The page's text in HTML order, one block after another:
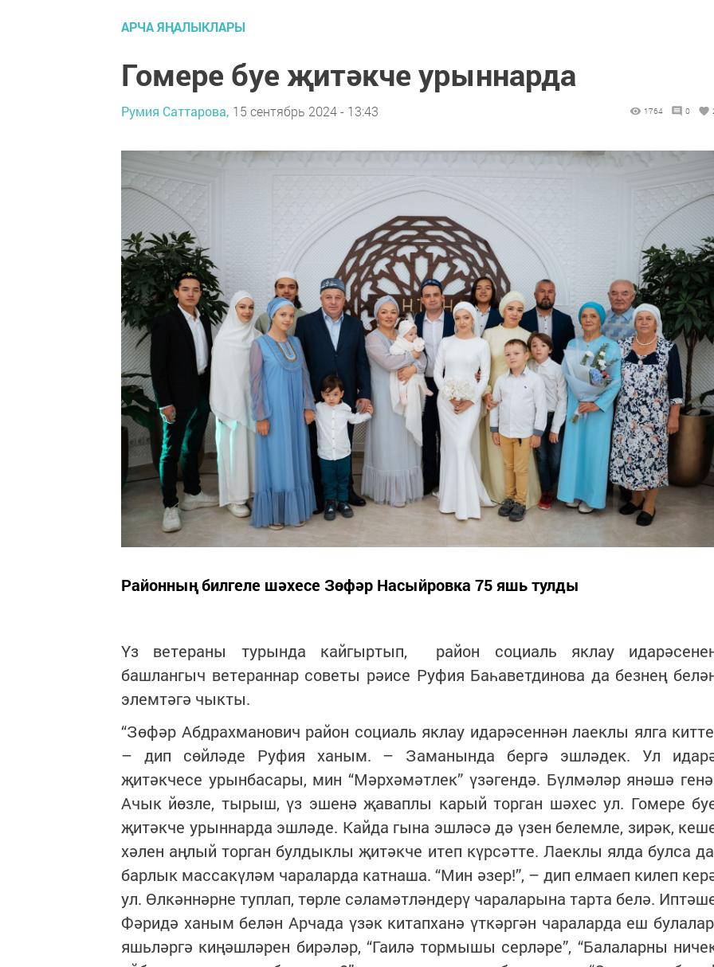
АРЧА ЯҢАЛЫКЛАРЫ
Гомере буе җитәкче урыннарда
Румия Саттарова, 15 сентябрь 2024 - 13:43 1764 0
Районның билгеле шәхесе Зөфәр Насыйровка 75 яшь тулды
Үз ветераны турында кайгыртып, район социаль яклау
башлангыч ветераннар советы рәисе Руфия Баһаветдинова да безнең
элемтәгә чыкты.
“Зөфәр Абдрахманович район социаль яклау идарәсеннән лаеклы ялга
– дип сөйләде Руфия ханым. – Заманында бергә эшләдек. Ул
җитәкчесе урынбасары, мин “Мәрхәмәтлек” үзәгендә. Бүлмәләр янәшә
Ачык йөзле, тырыш, үз эшенә җаваплы карый торган шәхес ул. Гомере
җитәкче урыннарда эшләде. Кайда гына эшләсә дә үзен белемле, зирәк,
хәлен аңлый торган булдыклы җитәкче итеп күрсәтте. Лаеклы ялда булса
барлык массакүләм чараларда катнаша. “Мин әзер!”, – дип елмаеп килеп
ул. Өлкәннәрне туплап, төрле сәламәтләндерү чараларына тарта белә.
Фәридә ханым белән Арчада үзәк китапханә үткәргән чараларда еш
яшьләргә киңәшләрен бирәләр, “Гаилә тормышы серләре”, “Балаларны